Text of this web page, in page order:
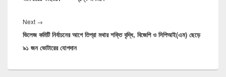
Next →
post:
ভিলেজ কমিটি নির্বাচনের আগে তিপ্রা মথার শক্তি বৃদ্ধি, বিজেপি ও সিপিআই(এম) ছেড়ে
৯১ জন ভোটারের যোগদান